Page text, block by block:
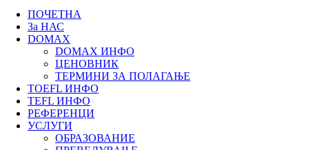
ПОЧЕТНА
За НАС
DOMAX
DOMAX ИНФО
ЦЕНОВНИК
ТЕРМИНИ ЗА ПОЛАГАЊЕ
TOEFL ИНФО
TEFL ИНФО
РЕФЕРЕНЦИ
УСЛУГИ
ОБРАЗОВАНИЕ